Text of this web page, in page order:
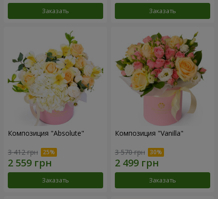
Заказать Заказать
Композиция "Absolute"
3 412 грн
Заказать
Композиция "Vanilla"
3 570 грн
Заказать